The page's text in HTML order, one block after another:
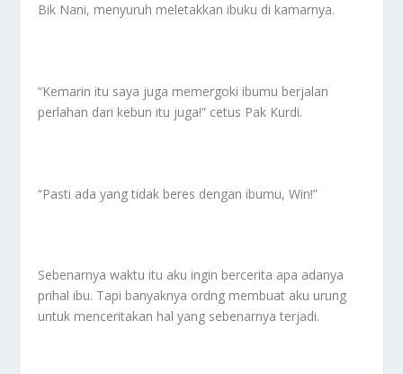
Bik Nani, menyuruh meletakkan ibuku di kamarnya.
“Kemarin itu saya juga memergoki ibumu berjalan
perlahan dari kebun itu juga!” cetus Pak Kurdi.
“Pasti ada yang tidak beres dengan ibumu, Win!”
Sebenarnya waktu itu aku ingin bercerita apa adanya
prihal ibu. Tapi banyaknya ordng membuat aku urung
untuk menceritakan hal yang sebenarnya terjadi.